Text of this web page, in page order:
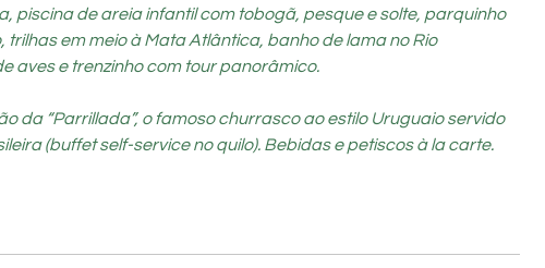
piscina de areia infantil com tobogã, pesque e solte, parquinho
em meio à Mata Atlântica, banho de lama no Rio
aves e trenzinho com tour panorâmico.
da “Parrillada”, o famoso churrasco ao estilo Uruguaio servido
(buffet self-service no quilo). Bebidas e petiscos à la carte.